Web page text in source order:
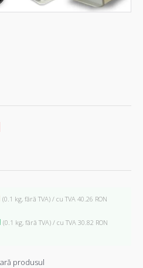
(0.1 kg, fără TVA) / cu TVA 40.26 RON
(0.1 kg, fără TVA) / cu TVA 30.82 RON
produsul